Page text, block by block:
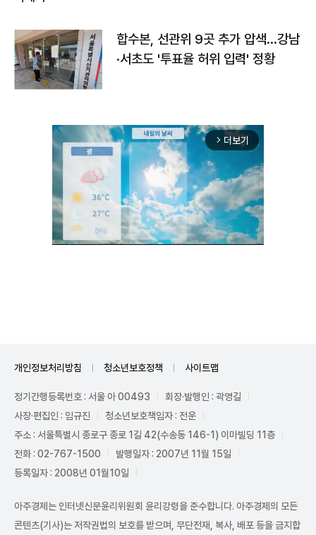
합수본, 선관위 9곳 추가 압색…강남
·서초도 '투표율 허위 입력' 정황
arrow_forward_ios 더보기
개인정보처리방침 청소년보호정책 사이트맵
정기간행등록번호 : 서울 아 00493
회장·발행인 : 곽영길
사장·편집인 : 임규진
청소년보호책임자 : 전운
주소 : 서울특별시 종로구 종로 1길 42(수송동 146-1) 이마빌딩 11층
전화 : 02-767-1500
발행일자 : 2007년 11월 15일
등록일자 : 2008년 01월10일
아주경제는 인터넷신문윤리위원회 윤리강령을 준수합니다. 아주경제의 모든
콘텐츠(기사)는 저작권법의 보호를 받으며, 무단전재, 복사, 배포 등을 금지합